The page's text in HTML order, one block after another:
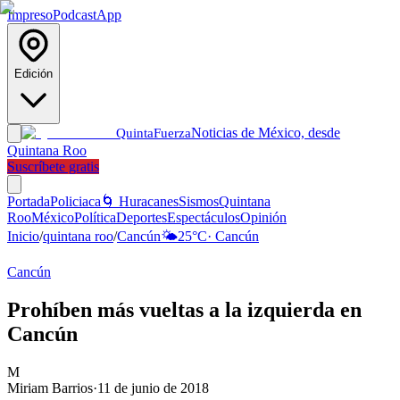
ImpresoPodcastApp
Edición
QuintaFuerzaNoticias de México, desde
Quintana Roo
Suscríbete gratis
PortadaPoliciaca 🌀 HuracanesSismosQuintana
RooMéxicoPolíticaDeportesEspectáculosOpinión
Inicio/quintana roo/Cancún🌤️25°C· Cancún
Cancún
Prohíben más vueltas a la izquierda en
Cancún
M
Miriam Barrios·11 de junio de 2018